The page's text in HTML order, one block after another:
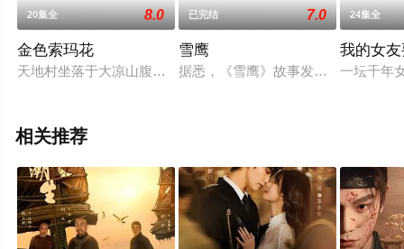
。20集全 8.0
金色索玛花
天地村坐落于大凉山腹地，因地理位置所限，长期处于深度贫困
已完结 7.0
雪鹰
据悉，《雪鹰》故事发生在1944年
24集全
我的女
一坛千年
相关推荐